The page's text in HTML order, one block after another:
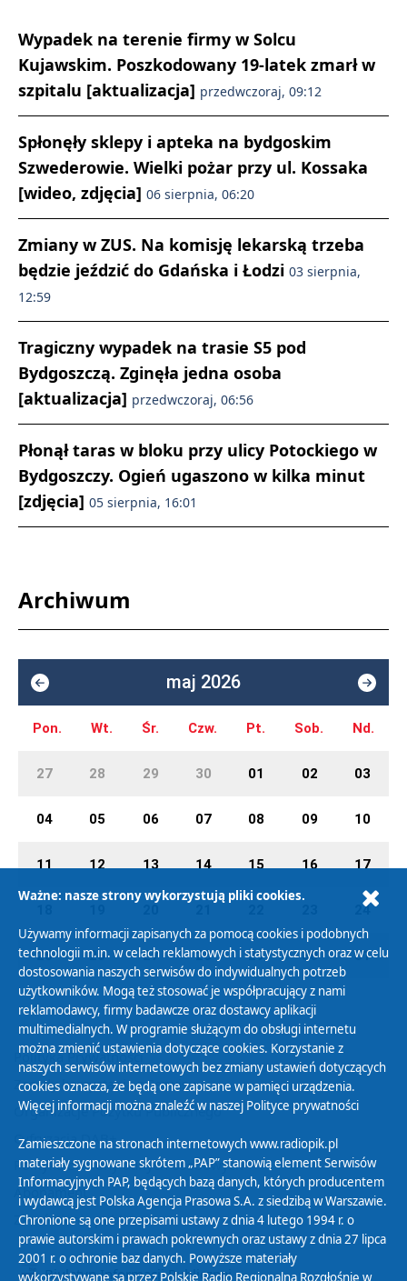
Wypadek na terenie firmy w Solcu
Kujawskim. Poszkodowany 19-latek zmarł w
szpitalu [aktualizacja] przedwczoraj, 09:12
Spłonęły sklepy i apteka na bydgoskim
Szwederowie. Wielki pożar przy ul. Kossaka
[wideo, zdjęcia] 06 sierpnia, 06:20
Zmiany w ZUS. Na komisję lekarską trzeba
będzie jeździć do Gdańska i Łodzi 03 sierpnia,
12:59
Tragiczny wypadek na trasie S5 pod
Bydgoszczą. Zginęła jedna osoba
[aktualizacja] przedwczoraj, 06:56
Płonął taras w bloku przy ulicy Potockiego w
Bydgoszczy. Ogień ugaszono w kilka minut
[zdjęcia] 05 sierpnia, 16:01
Archiwum
maj 2026
Pon. Wt. Śr. Czw. Pt. Sob. Nd.
27 28 29 30 01 02 03
04 05 06 07 08 09 10
11 12 13 14 15 16 17
24
25 26 27 28 29 30 31
Polityka Prywatności
Zasady korzystania z Serwisu
Organizacje Pożytku Publicznego
Cyfryzacja DAB+
Polityka ochrony danych osobowych
Abonament
Zamówienia publiczne
Biuletyn Informacji Publicznej
Ważne: nasze strony wykorzystują pliki cookies.
Używamy informacji zapisanych za pomocą cookies i podobnych
technologii m.in. w celach reklamowych i statystycznych oraz w celu
dostosowania naszych serwisów do indywidualnych potrzeb
użytkowników. Mogą też stosować je współpracujący z nami
reklamodawcy, firmy badawcze oraz dostawcy aplikacji
multimedialnych. W programie służącym do obsługi internetu
można zmienić ustawienia dotyczące cookies. Korzystanie z
naszych serwisów internetowych bez zmiany ustawień dotyczących
cookies oznacza, że będą one zapisane w pamięci urządzenia.
Więcej informacji można znaleźć w naszej Polityce prywatności
Zamieszczone na stronach internetowych www.radiopik.pl
materiały sygnowane skrótem „PAP” stanowią element Serwisów
Informacyjnych PAP, będących bazą danych, których producentem
i wydawcą jest Polska Agencja Prasowa S.A. z siedzibą w Warszawie.
Chronione są one przepisami ustawy z dnia 4 lutego 1994 r. o
prawie autorskim i prawach pokrewnych oraz ustawy z dnia 27 lipca
2001 r. o ochronie baz danych. Powyższe materiały
wykorzystywane są przez Polskie Radio Regionalną Rozgłośnię w